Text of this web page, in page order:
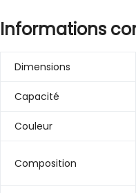
Informations
Dimensions
Capacité
Couleur
Composition